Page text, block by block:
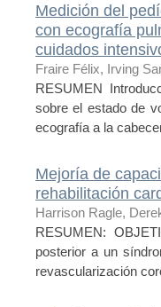
Medición del
con ecografía
cuidados
Fraire Félix, Irving
RESUMEN
sobre el estado de
ecografía a la
Mejoría de
rehabilitación
Harrison Ragle,
RESUMEN:
posterior a un
revascularización